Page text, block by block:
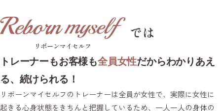
リボーンマイセルフでは
トレーナーもお客様も全員女性だからわかりあえ
る、続けられる！
リボーンマイセルフのトレーナーは全員が女性で、実際に女性に
起きる心身状態をきちんと把握しているため、一人一人の身体の